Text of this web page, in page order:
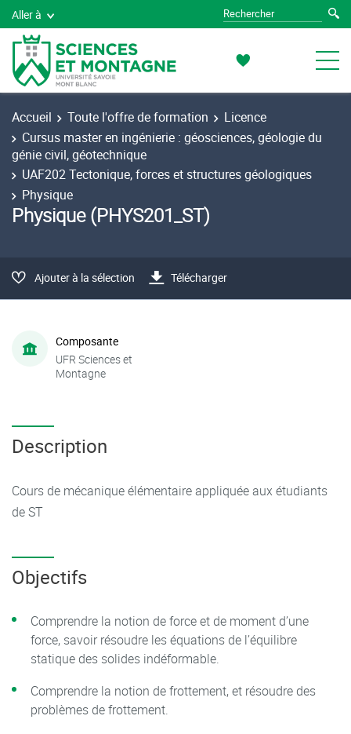
Aller à
Accueil Toute l'offre de formation
Licence
Cursus master en ingénierie : géosciences, géologie du
génie civil, géotechnique
UAF202 Tectonique, forces et structures géologiques
Physique
Physique (PHYS201_ST)
Ajouter à la sélection Télécharger
Composante
UFR Sciences et
Montagne
Description
Cours de mécanique élémentaire appliquée aux étudiants
de ST
Objectifs
Comprendre la notion de force et de moment d’une
force, savoir résoudre les équations de l’équilibre
statique des solides indéformable.
Comprendre la notion de frottement, et résoudre des
problèmes de frottement.